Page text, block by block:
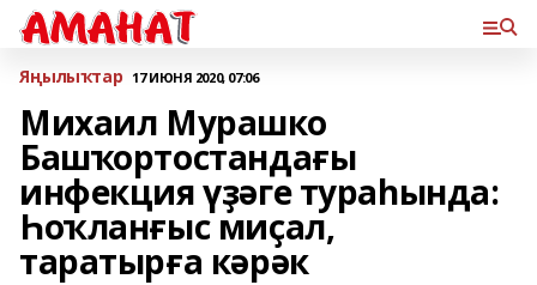
Яңылыҡтар 17 ИЮНЯ 2020, 07:06
Михаил Мурашко
Башҡортостандағы
инфекция үҙәге тураһында:
Һоҡланғыс миҫал,
таратырға кәрәк